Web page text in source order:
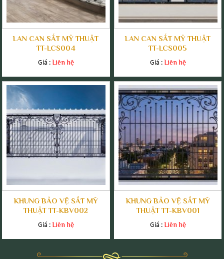
LAN CAN SẮT MỸ THUẬT
TT-LCS004
Giá :Liên hệ
LAN CAN SẮT MỸ THUẬT
TT-LCS005
Giá :Liên hệ
KHUNG BẢO VỆ SẮT MỸ
THUẬT TT-KBV002
Giá :Liên hệ
KHUNG BẢO VỆ SẮT MỸ
THUẬT TT-KBV001
Giá :Liên hệ